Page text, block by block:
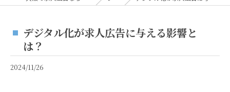
デジタル化が求人広告に与える影響と
は？
2024/11/26